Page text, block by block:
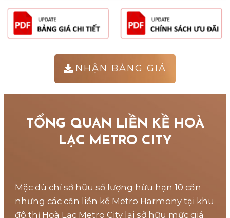
NHẬN BẢNG GIÁ
TỔNG QUAN LIỀN KỀ HOÀ
LẠC METRO CITY
Mặc dù chỉ sở hữu số lượng hữu hạn 10 căn
nhưng các căn liền kề Metro Harmony tại khu
đô thị Hoà Lạc Metro City lại sở hữu mức giá